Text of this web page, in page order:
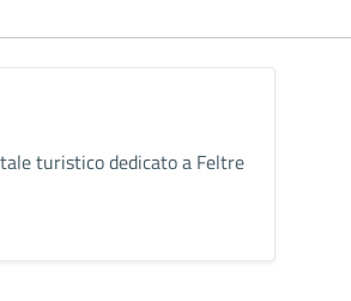
turistico dedicato a Feltre